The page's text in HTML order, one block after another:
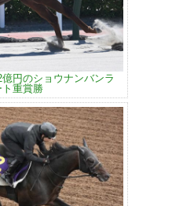
円のショウナンバンラ
重賞勝